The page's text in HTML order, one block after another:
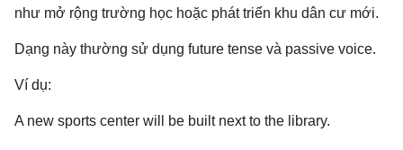
như mở rộng trường học hoặc phát triển khu dân cư mới.
Dạng này thường sử dụng future tense và passive voice.
Ví dụ:
A new sports center will be built next to the library.